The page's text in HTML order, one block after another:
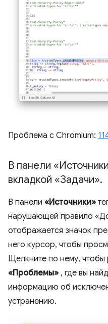
Проблема с Chromium:
В панели
вкладкой «Задачи».
В панели «Источники»
нарушающей правило
отображается значок
него курсор, чтобы
Щелкните по нему, чтобы
«Проблемы» , где вы
информацию об
устранению.